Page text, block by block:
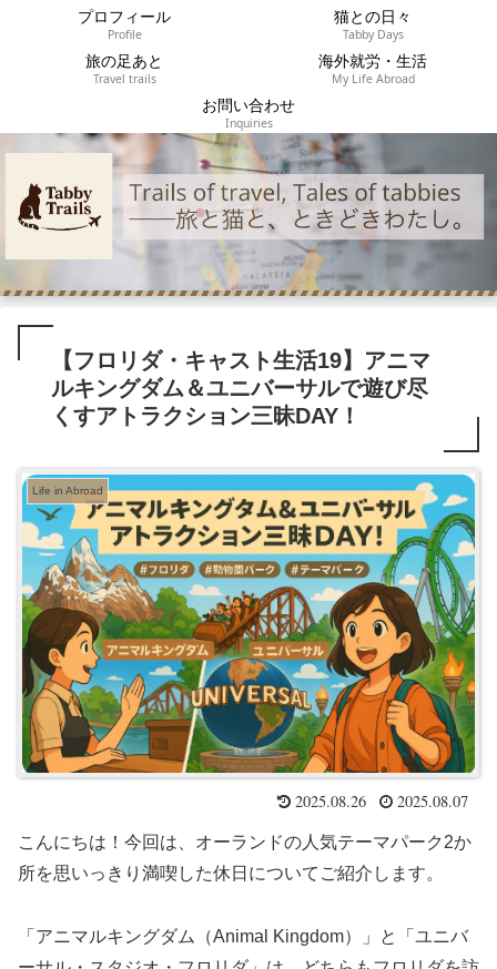
プロフィール
Profile
猫との日々
Tabby Days
旅の足あと
Travel trails
海外就労・生活
My Life Abroad
お問い合わせ
Inquiries
【フロリダ・キャスト生活19】アニマ
ルキングダム＆ユニバーサルで遊び尽
くすアトラクション三昧DAY！
Life in Abroad
2025.08.26 2025.08.07
こんにちは！今回は、オーランドの人気テーマパーク2か
所を思いっきり満喫した休日についてご紹介します。
「アニマルキングダム（Animal Kingdom）」と「ユニバ